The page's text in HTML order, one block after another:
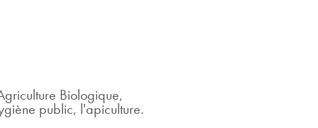
Biologique,
public, l'apiculture.